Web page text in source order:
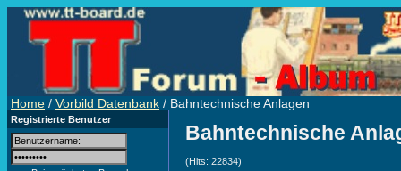
Home / Vorbild Datenbank / Bahntechnische Anlagen
Registrierte Benutzer
Bahntechnische
(Hits: 22834)